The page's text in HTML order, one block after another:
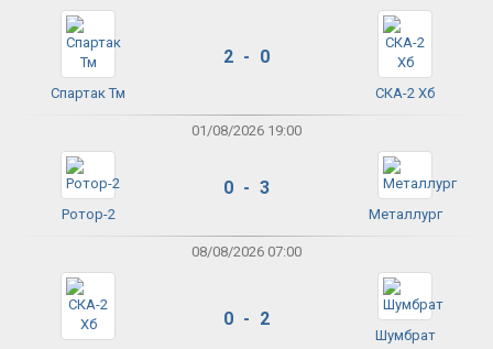
Спартак Тм
2 - 0
СКА-2 Хб
01/08/2026 19:00
Ротор-2
0 - 3
Металлург
08/08/2026 07:00
0 - 2
Шумбрат